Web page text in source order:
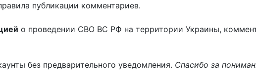
публикации комментариев.
о проведении СВО ВС РФ на территории Украины,
без предварительного уведомления. Спасибо за